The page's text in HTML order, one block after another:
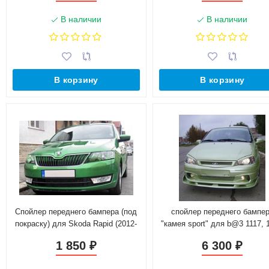
В наличии
В корзину
В наличии
В корзину
Спойлер переднего бампера (под
покраску) для Skoda Rapid (2012-
1 850 ₽
спойлер переднего
"камея sport" для b@3 1117,
6 300₽